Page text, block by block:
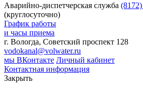
Аварийно-диспетчерская служба
(круглосуточно)
График работы
и часы приема
г. Вологда, Советский проспект 128
vodokanal@volwater.ru
мы ВКонтакте Личный кабинет
Контактная информация
Закрыть